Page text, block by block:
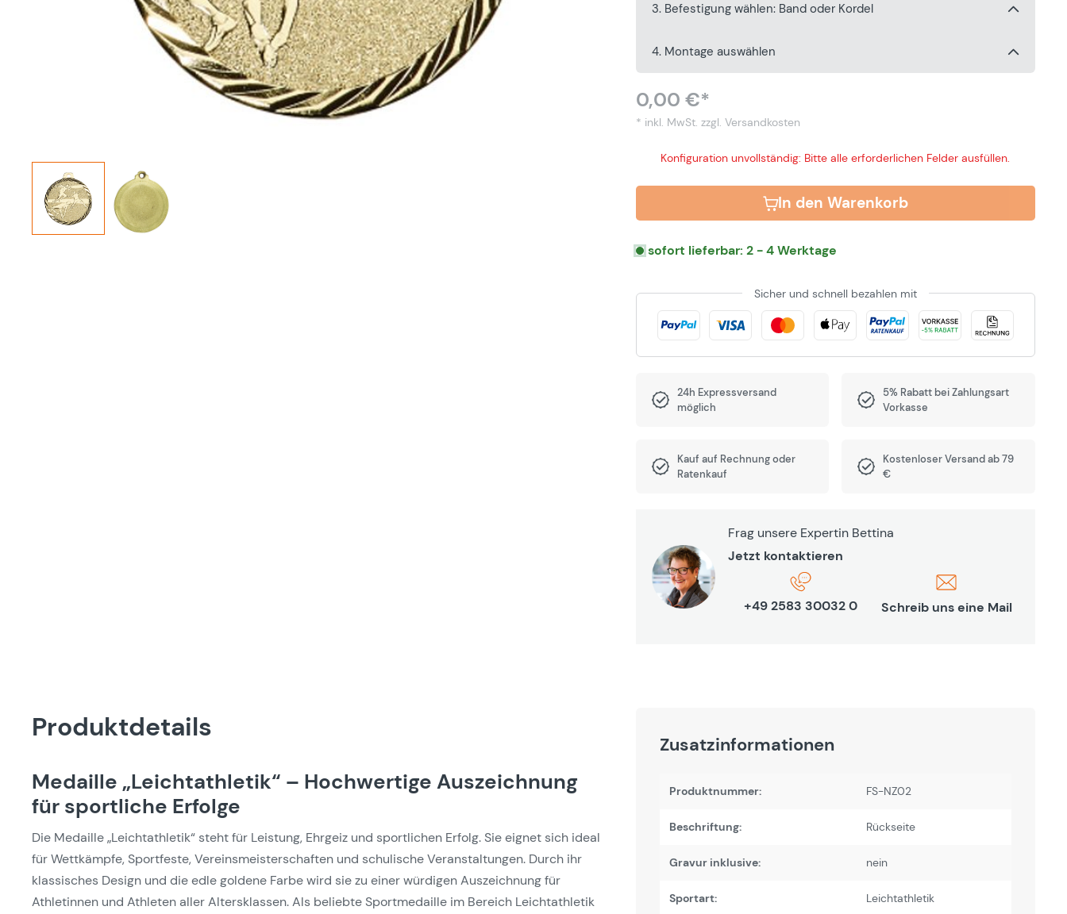
3. Befestigung wählen: Band oder Kordel
4. Montage auswählen
0,00 €*
* inkl. MwSt. zzgl. Versandkosten
Konfiguration unvollständig: Bitte alle erforderlichen Felder ausfüllen.
In den Warenkorb
sofort lieferbar: 2 - 4 Werktage
Sicher und schnell bezahlen mit
24h Expressversand
möglich
5% Rabatt bei Zahlungsart
Vorkasse
Kauf auf Rechnung oder
Ratenkauf
Kostenloser Versand ab 79
€
Frag unsere Expertin Bettina
Jetzt kontaktieren
+49 2583 30032 0 Schreib uns eine Mail
Produktdetails
Medaille „Leichtathletik“ – Hochwertige Auszeichnung
für sportliche Erfolge
Die Medaille „Leichtathletik“ steht für Leistung, Ehrgeiz und sportlichen Erfolg. Sie eignet sich ideal
für Wettkämpfe, Sportfeste, Vereinsmeisterschaften und schulische Veranstaltungen. Durch ihr
klassisches Design und die edle goldene Farbe wird sie zu einer würdigen Auszeichnung für
Athletinnen und Athleten aller Altersklassen. Als beliebte Sportmedaille im Bereich Leichtathletik
Zusatzinformationen
Produktnummer: FS-NZ02
Beschriftung: Rückseite
Gravur inklusive: nein
Sportart: Leichtathletik